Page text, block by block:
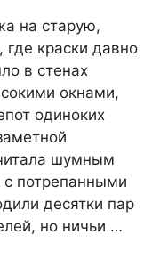
на старую,
краски давно
в стенах
окнами,
одиноких
шумным
с потрепанными
десятки пар
но ничьи …